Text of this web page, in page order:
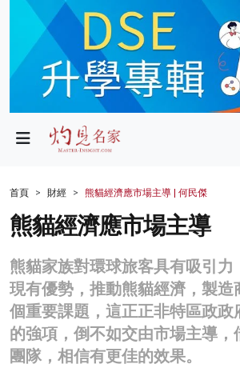
政局
財經
生活
商業
科技
影片
首頁 財經 熊貓經濟應市場主導 | 何民傑
熊貓經濟應市場主導
熊貓家族對環球旅客具有吸引力
現有優勢，推動熊貓經濟，製造
個重要課題，這正正非特區政政
的強項，倒不如交由市場主導，
團隊，相信有更佳的效果。